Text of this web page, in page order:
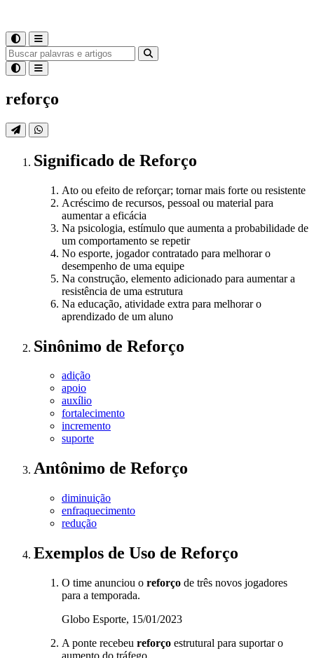
reforço
Significado de Reforço
Ato ou efeito de reforçar; tornar mais forte ou resistente
Acréscimo de recursos, pessoal ou material para
aumentar a eficácia
Na psicologia, estímulo que aumenta a probabilidade de
um comportamento se repetir
No esporte, jogador contratado para melhorar o
desempenho de uma equipe
Na construção, elemento adicionado para aumentar a
resistência de uma estrutura
Na educação, atividade extra para melhorar o
aprendizado de um aluno
Sinônimo de Reforço
adição
apoio
auxílio
fortalecimento
incremento
suporte
Antônimo de Reforço
diminuição
enfraquecimento
redução
Exemplos de Uso de Reforço
O time anunciou o reforço de três novos jogadores
para a temporada.
Globo Esporte, 15/01/2023
A ponte recebeu reforço estrutural para suportar o
aumento do tráfego.